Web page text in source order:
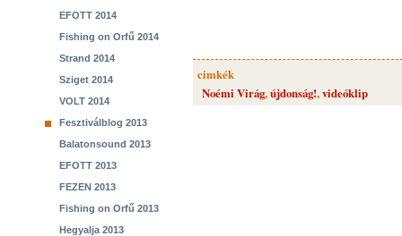
EFOTT 2014
Fishing on Orfű 2014
Strand 2014
Sziget 2014
VOLT 2014
Fesztiválblog 2013
Balatonsound 2013
EFOTT 2013
FEZEN 2013
Fishing on Orfű 2013
Hegyalja 2013
cimkék
Noémi Virág,újdonság!,videóklip